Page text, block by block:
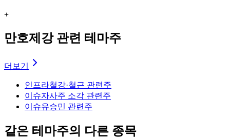
+
만호제강 관련 테마주
더보기
인프라철강·철근 관련주
이슈자사주 소각 관련주
이슈유승민 관련주
같은 테마주의 다른 종목